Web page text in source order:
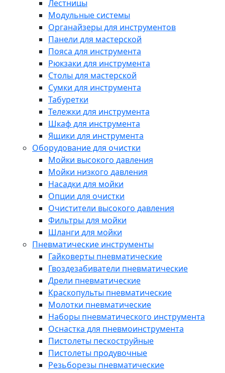
Лестницы
Модульные системы
Органайзеры для инструментов
Панели для мастерской
Пояса для инструмента
Рюкзаки для инструмента
Столы для мастерской
Сумки для инструмента
Табуретки
Тележки для инструмента
Шкаф для инструмента
Ящики для инструмента
Оборудование для очистки
Мойки высокого давления
Мойки низкого давления
Насадки для мойки
Опции для очистки
Очистители высокого давления
Фильтры для мойки
Шланги для мойки
Пневматические инструменты
Гайковерты пневматические
Гвоздезабиватели пневматические
Дрели пневматические
Краскопульты пневматические
Молотки пневматические
Наборы пневматического инструмента
Оснастка для пневмоинструмента
Пистолеты пескоструйные
Пистолеты продувочные
Резьборезы пневматические